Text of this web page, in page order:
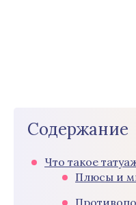
Содержание
Что такое
Плюсы и